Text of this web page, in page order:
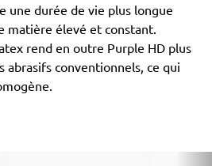
une durée de vie plus longue
matière élevé et constant.
rend en outre Purple HD plus
abrasifs conventionnels, ce qui